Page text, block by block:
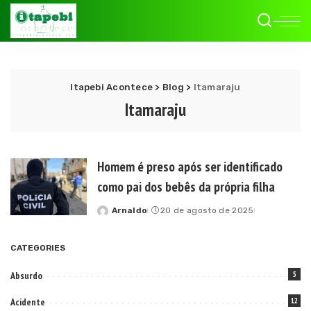
Itapebi Acontece > Blog > Itamaraju
Itamaraju
Homem é preso após ser identificado
como pai dos bebês da própria filha
Posted
Arnaldo 20 de agosto de 2025
CATEGORIES
Absurdo 5
Acidente 12